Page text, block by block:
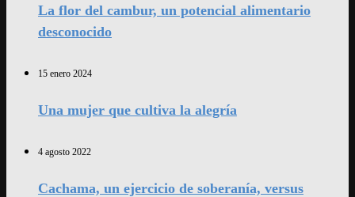
La flor del cambur, un potencial alimentario
desconocido
15 enero 2024
Una mujer que cultiva la alegría
4 agosto 2022
Cachama, un ejercicio de soberanía, versus